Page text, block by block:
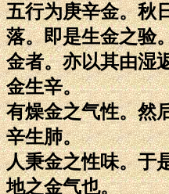
五行为庚辛金。秋
落。即是生金之验
金者。亦以其由湿
金生辛。
有燥金之气性。然
辛生肺。
人秉金之性味。于
地之金气也。